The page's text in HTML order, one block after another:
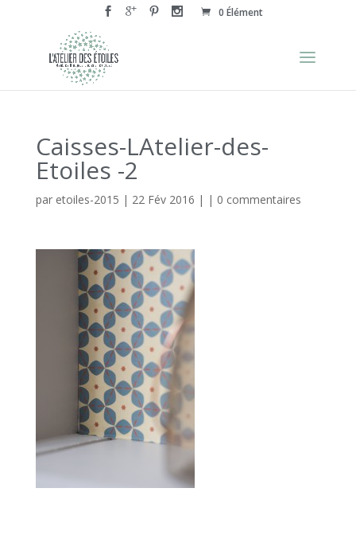
0 Élément
Caisses-LAtelier-des-
Etoiles -2
par etoiles-2015 | 22 Fév 2016 | | 0 commentaires